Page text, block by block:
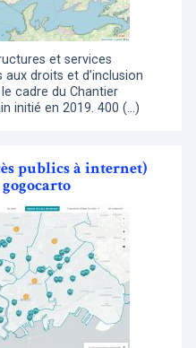
et services
droits et d’inclusion
cadre du Chantier
initié en 2019. 400 (…)
publics à internet)